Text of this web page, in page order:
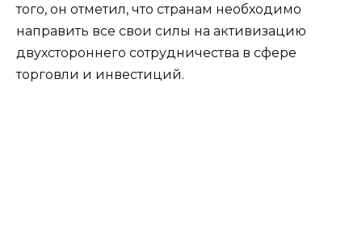
того, он отметил, что странам необходимо
направить все свои силы на активизацию
двухстороннего сотрудничества в сфере
торговли и инвестиций.